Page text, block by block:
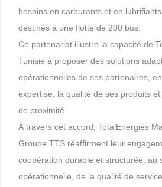
besoins en carburants et en
destinés à une flotte de 200 bus.
Ce partenariat illustre la capacité de
Tunisie à proposer des solutions
opérationnelles de ses partenaires,
expertise, la qualité de ses produits
de proximité.
À travers cet accord, TotalEnergies
Groupe TTS réaffirment leur
coopération durable et structurée, au
opérationnelle, de la qualité de